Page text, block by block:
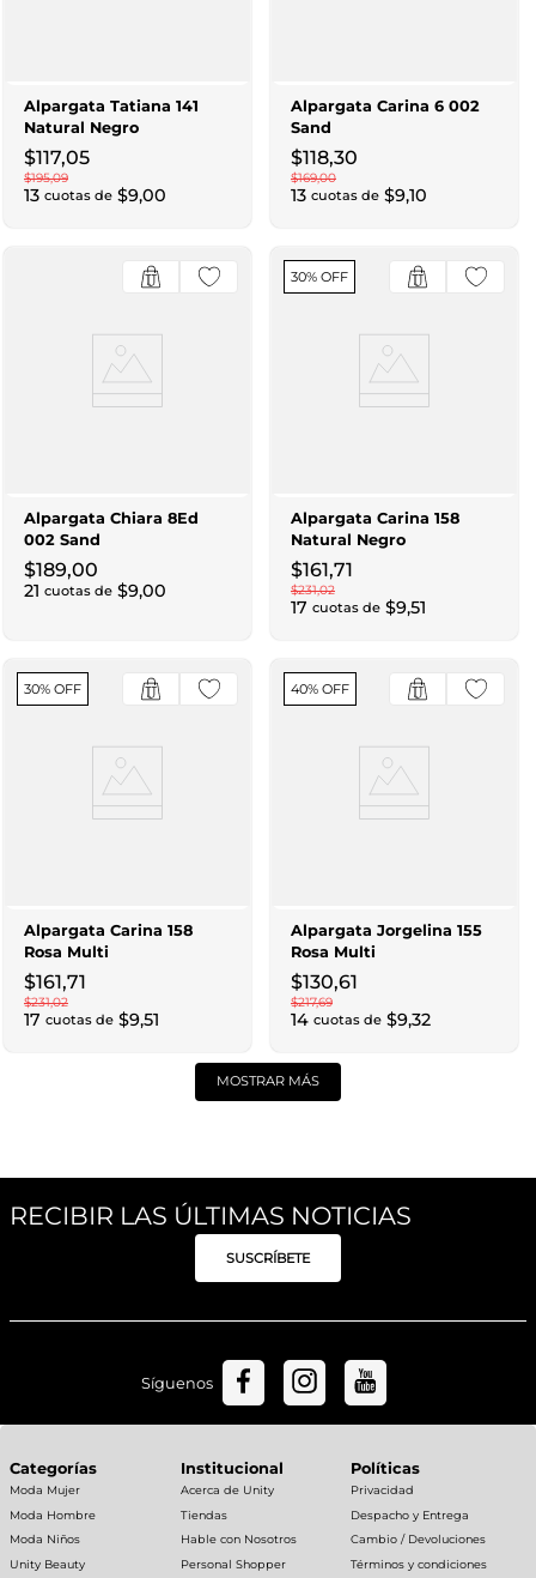
Alpargata Tatiana 141
Natural Negro
$117,05
$195,09
13 cuotas de $9,00
Alpargata Carina 6 002
Sand
$118,30
$169,00
13 cuotas de $9,10
Alpargata Chiara 8Ed
002 Sand
$189,00
21 cuotas de $9,00
30% OFF
Alpargata Carina 158
Natural Negro
$161,71
$231,02
17 cuotas de $9,51
30% OFF
Alpargata Carina 158
Rosa Multi
$161,71
$231,02
17 cuotas de $9,51
40% OFF
Alpargata Jorgelina 155
Rosa Multi
$130,61
$217,69
14 cuotas de $9,32
MOSTRAR MÁS
RECIBIR LAS ÚLTIMAS NOTICIAS
SUSCRÍBETE
Síguenos
Categorías
Moda Mujer
Moda Hombre
Moda Niños
Unity Beauty
Institucional
Acerca de Unity
Tiendas
Hable con Nosotros
Personal Shopper
Políticas
Privacidad
Despacho y Entrega
Cambio / Devoluciones
Términos y condiciones